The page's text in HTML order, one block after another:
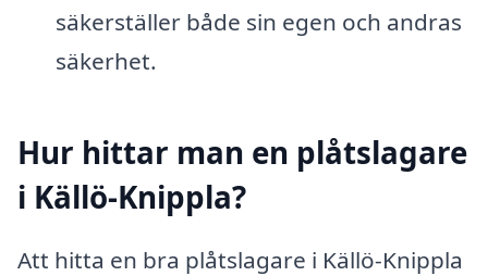
säkerställer både sin egen och andras
säkerhet.
Hur hittar man en plåtslagare
i Källö-Knippla?
Att hitta en bra plåtslagare i Källö-Knippla